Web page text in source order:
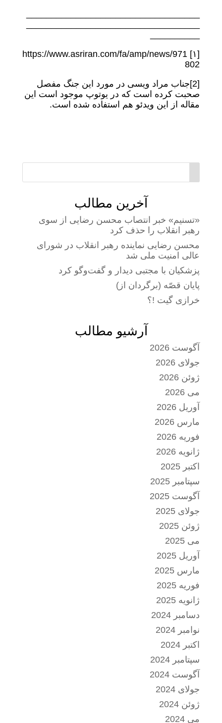
[١] https://www.asriran.com/fa/amp/news/971
802
[2]جناب مراد ویسی در مورد این جنگ مفصل
صحبت کرده است که در یوتوپ موجود است این
مقاله از این ویدئو هم استفاده شده است.
آخرین مطالب
«تسنیم» خبر انتصاب محسن رضایی از سوی
رهبر انقلاب را حذف کرد
محسن رضایی نماینده رهبر انقلاب در شورای
عالی امنیت ملی شد
پزشکیان با مجتبی دیدار و گفت‌وگو کرد
پایان قصّه (برگردان از)
خرازی گیت !؟
آرشیو مطالب
آگوست 2026
جولای 2026
ژوئن 2026
می 2026
آوریل 2026
مارس 2026
فوریه 2026
ژانویه 2026
اکتبر 2025
سپتامبر 2025
آگوست 2025
جولای 2025
ژوئن 2025
می 2025
آوریل 2025
مارس 2025
فوریه 2025
ژانویه 2025
دسامبر 2024
نوامبر 2024
اکتبر 2024
سپتامبر 2024
آگوست 2024
جولای 2024
ژوئن 2024
می 2024